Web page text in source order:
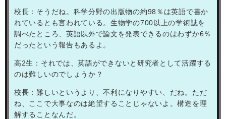
校長：そうだね。科学分野の出版物の約98 ％は英語で書か
れているとも言われている。生物学の700以上の学術誌を
調べたところ、英語以外で論文を発表できるのはわずか6％
だったという報告もあるよ。
高2生：それでは、英語ができないと研究者として活躍する
のは難しいのでしょうか？
校長：難しいというより、不利になりやすい、だね。ただ
ね、ここで大事なのは絶望することじゃないよ。構造を理
解することなんだ。